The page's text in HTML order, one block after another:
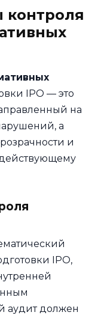
IPO — это
на
а
и
IPO,
аудит должен